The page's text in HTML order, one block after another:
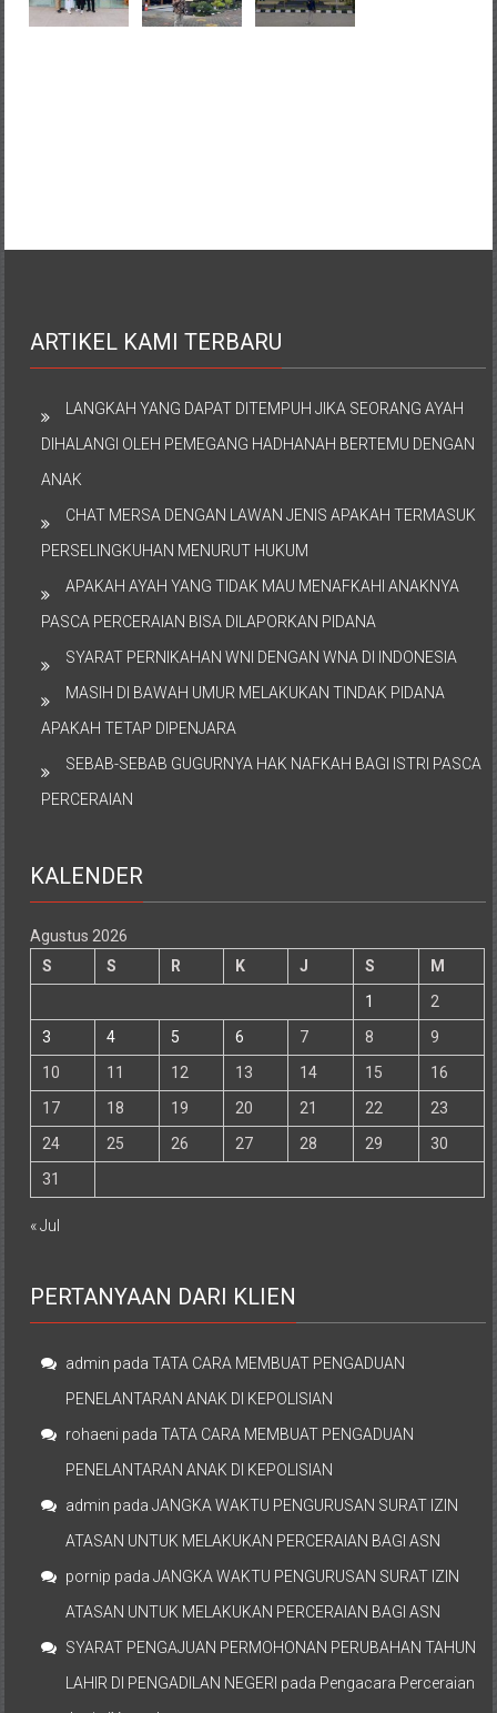
ARTIKEL KAMI TERBARU
LANGKAH YANG DAPAT DITEMPUH JIKA SEORANG AYAH
DIHALANGI OLEH PEMEGANG HADHANAH BERTEMU DENGAN
ANAK
CHAT MERSA DENGAN LAWAN JENIS APAKAH TERMASUK
PERSELINGKUHAN MENURUT HUKUM
APAKAH AYAH YANG TIDAK MAU MENAFKAHI ANAKNYA
PASCA PERCERAIAN BISA DILAPORKAN PIDANA
SYARAT PERNIKAHAN WNI DENGAN WNA DI INDONESIA
MASIH DI BAWAH UMUR MELAKUKAN TINDAK PIDANA
APAKAH TETAP DIPENJARA
SEBAB-SEBAB GUGURNYA HAK NAFKAH BAGI ISTRI PASCA
PERCERAIAN
KALENDER
Agustus 2026
S
S R K J S
M
1
2
3
4 5 6 7 8
9
10
11 12 13 14 15
16
17
18 19 20 21 22
23
24
25 26 27 28 29
30
31
« Jul
PERTANYAAN DARI KLIEN
admin padaTATA CARA MEMBUAT PENGADUAN
PENELANTARAN ANAK DI KEPOLISIAN
rohaeni padaTATA CARA MEMBUAT PENGADUAN
PENELANTARAN ANAK DI KEPOLISIAN
admin padaJANGKA WAKTU PENGURUSAN SURAT IZIN
ATASAN UNTUK MELAKUKAN PERCERAIAN BAGI ASN
pornip padaJANGKA WAKTU PENGURUSAN SURAT IZIN
ATASAN UNTUK MELAKUKAN PERCERAIAN BAGI ASN
SYARAT PENGAJUAN PERMOHONAN PERUBAHAN TAHUN
LAHIR DI PENGADILAN NEGERI pada Pengacara Perceraian